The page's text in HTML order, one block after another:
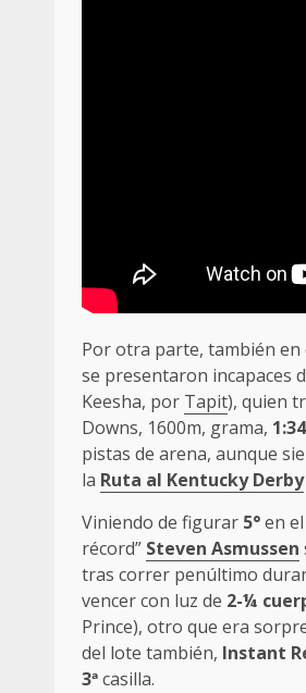
Por otra parte, también en
se presentaron incapaces
Keesha, por Tapit), quien
Downs, 1600m, grama,
pistas de arena, aunque
la Ruta al Kentucky Derby
Viniendo de figurar 5°en el
récord” Steven Asmussen
tras correr penúltimo
vencer con luz de 2-¼
Prince), otro que era
del lote también, Instant
3ªcasilla.